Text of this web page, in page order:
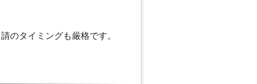
のタイミングも厳格です。